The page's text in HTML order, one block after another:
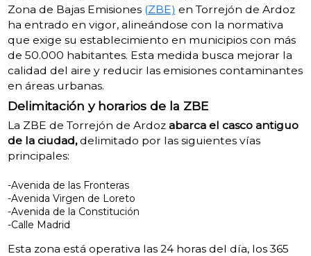
Zona de Bajas Emisiones (ZBE) en Torrejón de Ardoz
ha entrado en vigor, alineándose con la normativa
que exige su establecimiento en municipios con más
de 50.000 habitantes. Esta medida busca mejorar la
calidad del aire y reducir las emisiones contaminantes
en áreas urbanas.
Delimitación y horarios de la ZBE
La ZBE de Torrejón de Ardoz abarca el casco antiguo
de la ciudad,delimitado por las siguientes vías
principales:
-Avenida de las Fronteras
-Avenida Virgen de Loreto
-Avenida de la Constitución
-Calle Madrid
Esta zona está operativa las 24 horas del día, los 365